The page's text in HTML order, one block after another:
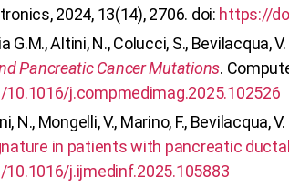
2024, 13(14), 2706. doi: https://
G.M., Altini, N., Colucci, S., Bevilacqua, V.
Pancreatic Cancer Mutations.
j.compmedimag.2025.102526
N., Mongelli, V., Marino, F., Bevilacqua, V.
in patients with pancreatic
j.ijmedinf.2025.105883